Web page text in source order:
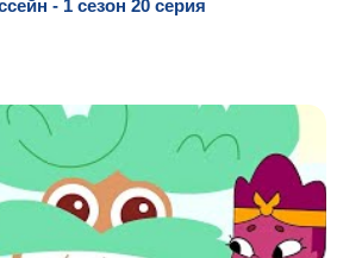
- 1 сезон 20 серия